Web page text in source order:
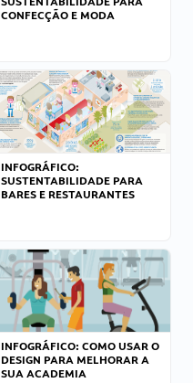
CONFECÇÃO E MODA
INFOGRÁFICO:
SUSTENTABILIDADE PARA
BARES E RESTAURANTES
INFOGRÁFICO: COMO USAR O
DESIGN PARA MELHORAR A
SUA ACADEMIA